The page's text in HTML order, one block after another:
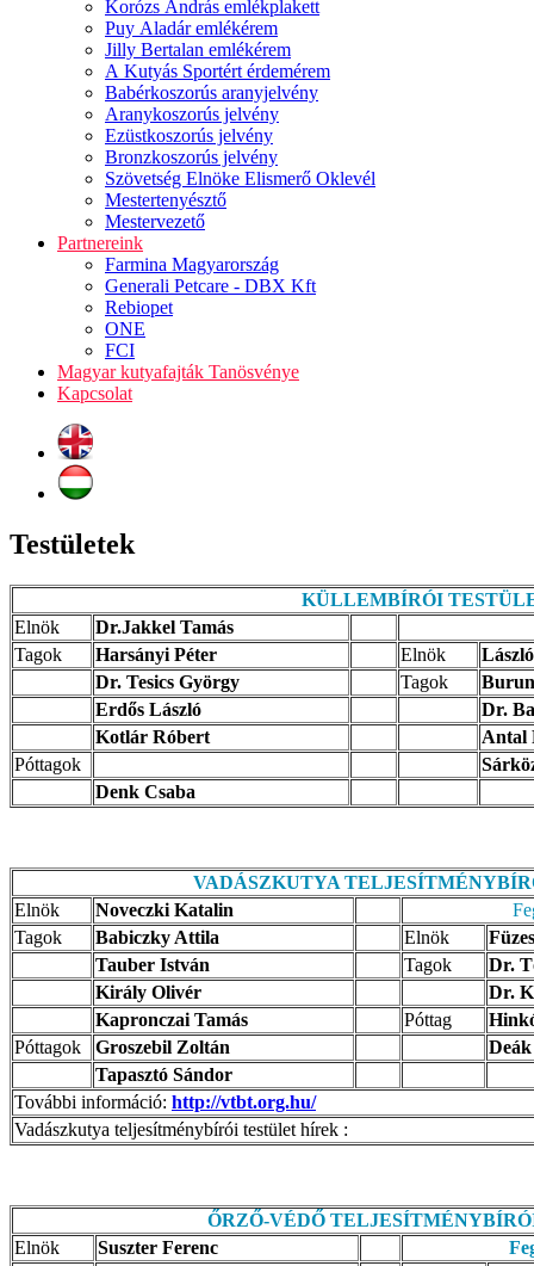
Korózs András emlékplakett
Puy Aladár emlékérem
Jilly Bertalan emlékérem
A Kutyás Sportért érdemérem
Babérkoszorús aranyjelvény
Aranykoszorús jelvény
Ezüstkoszorús jelvény
Bronzkoszorús jelvény
Szövetség Elnöke Elismerő Oklevél
Mestertenyésztő
Mestervezető
Partnereink
Farmina Magyarország
Generali Petcare - DBX Kft
Rebiopet
ONE
FCI
Magyar kutyafajták Tanösvénye
Kapcsolat
Testületek
KÜLLEMBÍRÓI
Elnök
Dr.Jakkel Tamás
Tagok
Harsányi Péter Elnök
Dr. Tesics György
Tagok
Erdős László
Dr.
Kotlár Róbert
Antal
Póttagok
Denk Csaba
VADÁSZKUTYA
Elnök
Noveczki Katalin
Tagok
Babiczky Attila Elnök
Tauber István
Tagok
Dr.
Király Olivér
Dr.
Kapronczai Tamás
Póttag
Póttagok
Groszebil Zoltán
Tapasztó Sándor
További információ: http://vtbt.org.hu/
Vadászkutya teljesítménybírói testület hírek :
ŐRZŐ-VÉDŐ
Elnök
Suszter Ferenc